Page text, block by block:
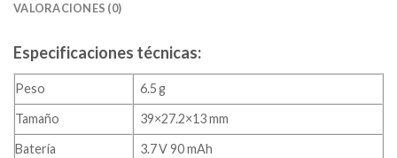
VALORACIONES (0)
Especificaciones técnicas:
Peso
6.5 g
Tamaño
39×27.2×13 mm
Batería
3.7 V 90 mAh